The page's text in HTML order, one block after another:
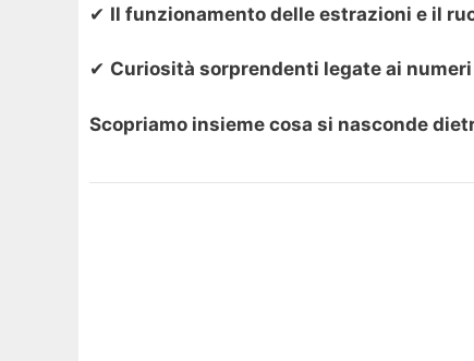
✔ Il funzionamento delle estrazioni e il
✔ Curiosità sorprendenti legate ai
Scopriamo insieme cosa si nasconde